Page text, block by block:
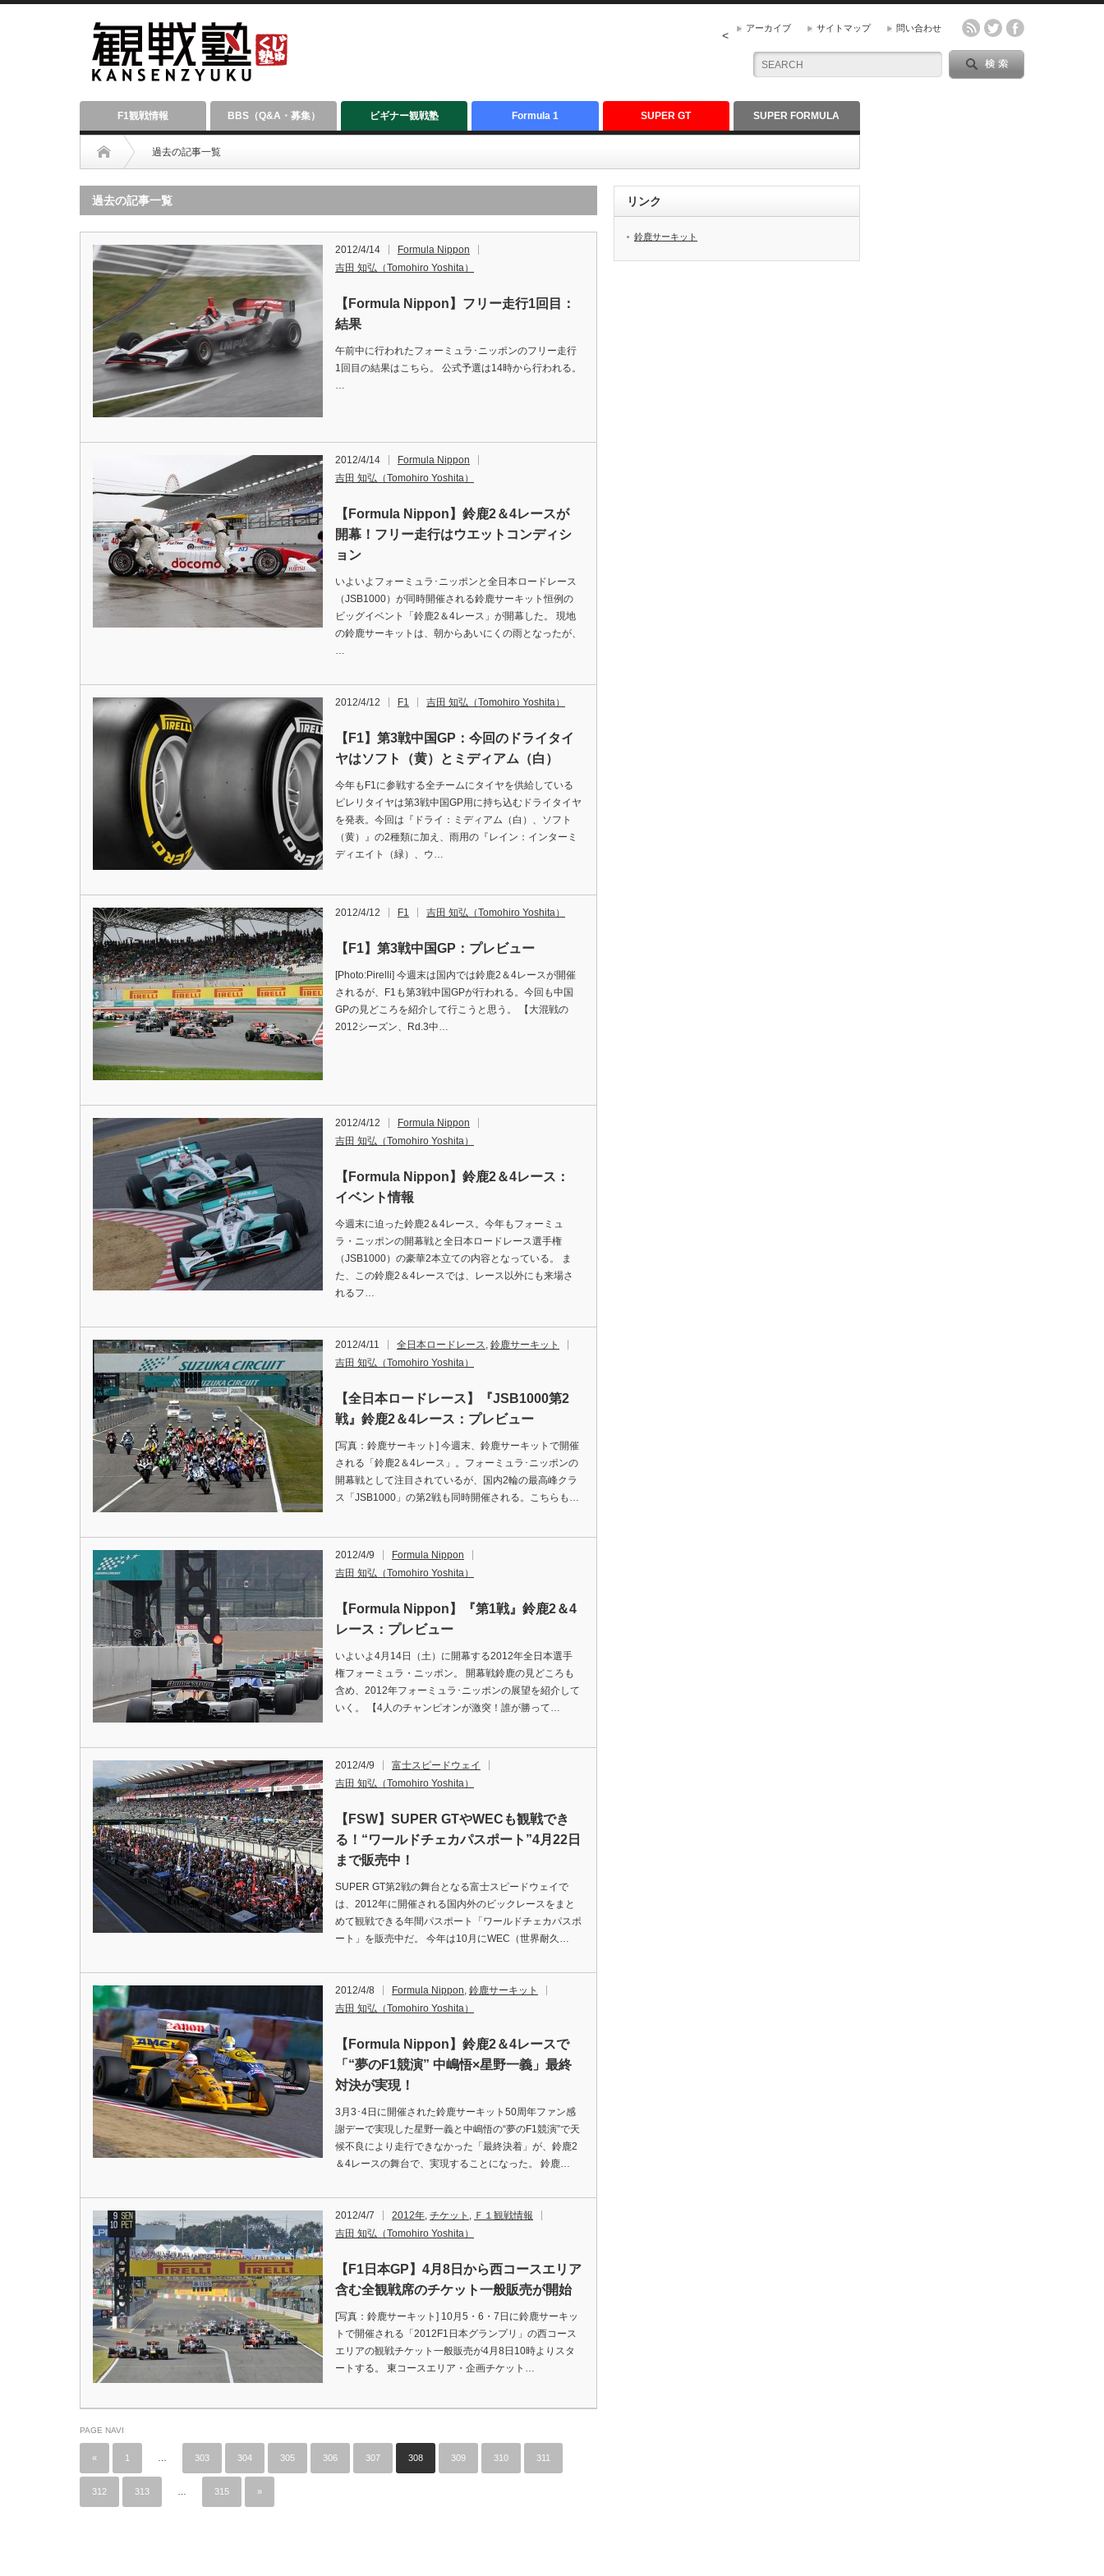
アーカイブ サイトマップ 問い合わせ
<
F1観戦情報 BBS（Q&A・募集） ビギナー観戦塾 Formula 1 SUPER GT SUPER FORMULA
過去の記事一覧
過去の記事一覧
2012/4/14
Formula Nippon
吉田 知弘（Tomohiro Yoshita）
【Formula Nippon】フリー走行1回目：
結果
午前中に行われたフォーミュラ･ニッポンのフリー走行
1回目の結果はこちら。 公式予選は14時から行われる。
…
2012/4/14
Formula Nippon
吉田 知弘（Tomohiro Yoshita）
【Formula Nippon】鈴鹿2＆4レースが
開幕！フリー走行はウエットコンディシ
ョン
いよいよフォーミュラ･ニッポンと全日本ロードレース
（JSB1000）が同時開催される鈴鹿サーキット恒例の
ビッグイベント「鈴鹿2＆4レース」が開幕した。 現地
の鈴鹿サーキットは、朝からあいにくの雨となったが、
…
2012/4/12 F1 吉田 知弘（Tomohiro Yoshita）
【F1】第3戦中国GP：今回のドライタイ
ヤはソフト（黄）とミディアム（白）
今年もF1に参戦する全チームにタイヤを供給している
ピレリタイヤは第3戦中国GP用に持ち込むドライタイヤ
を発表。今回は『ドライ：ミディアム（白）、ソフト
（黄）』の2種類に加え、雨用の『レイン：インターミ
ディエイト（緑）、ウ…
2012/4/12 F1 吉田 知弘（Tomohiro Yoshita）
【F1】第3戦中国GP：プレビュー
[Photo:Pirelli] 今週末は国内では鈴鹿2＆4レースが開催
されるが、F1も第3戦中国GPが行われる。今回も中国
GPの見どころを紹介して行こうと思う。 【大混戦の
2012シーズン、Rd.3中…
2012/4/12
Formula Nippon
吉田 知弘（Tomohiro Yoshita）
【Formula Nippon】鈴鹿2＆4レース：
イベント情報
今週末に迫った鈴鹿2＆4レース。今年もフォーミュ
ラ・ニッポンの開幕戦と全日本ロードレース選手権
（JSB1000）の豪華2本立ての内容となっている。 ま
た、この鈴鹿2＆4レースでは、レース以外にも来場さ
れるフ…
2012/4/11 全日本ロードレース, 鈴鹿サーキット
吉田 知弘（Tomohiro Yoshita）
【全日本ロードレース】『JSB1000第2
戦』鈴鹿2＆4レース：プレビュー
[写真：鈴鹿サーキット] 今週末、鈴鹿サーキットで開催
される「鈴鹿2＆4レース」。フォーミュラ･ニッポンの
開幕戦として注目されているが、国内2輪の最高峰クラ
ス「JSB1000」の第2戦も同時開催される。こちらも…
2012/4/9
Formula Nippon
吉田 知弘（Tomohiro Yoshita）
【Formula Nippon】『第1戦』鈴鹿2＆4
レース：プレビュー
いよいよ4月14日（土）に開幕する2012年全日本選手
権フォーミュラ・ニッポン。 開幕戦鈴鹿の見どころも
含め、2012年フォーミュラ･ニッポンの展望を紹介して
いく。 【4人のチャンピオンが激突！誰が勝って…
2012/4/9
富士スピードウェイ
吉田 知弘（Tomohiro Yoshita）
【FSW】SUPER GTやWECも観戦でき
る！“ワールドチェカパスポート”4月22日
まで販売中！
SUPER GT第2戦の舞台となる富士スピードウェイで
は、2012年に開催される国内外のビックレースをまと
めて観戦できる年間パスポート「ワールドチェカパスポ
ート」を販売中だ。 今年は10月にWEC（世界耐久…
2012/4/8 Formula Nippon, 鈴鹿サーキット
吉田 知弘（Tomohiro Yoshita）
【Formula Nippon】鈴鹿2＆4レースで
「“夢のF1競演” 中嶋悟×星野一義」最終
対決が実現！
3月3･4日に開催された鈴鹿サーキット50周年ファン感
謝デーで実現した星野一義と中嶋悟の“夢のF1競演”で天
候不良により走行できなかった「最終決着」が、鈴鹿2
＆4レースの舞台で、実現することになった。 鈴鹿…
2012/4/7 2012年, チケット , Ｆ１観戦情報
吉田 知弘（Tomohiro Yoshita）
【F1日本GP】4月8日から西コースエリア
含む全観戦席のチケット一般販売が開始
[写真：鈴鹿サーキット] 10月5・6・7日に鈴鹿サーキッ
トで開催される「2012F1日本グランプリ」の西コース
エリアの観戦チケット一般販売が4月8日10時よりスタ
ートする。 東コースエリア・企画チケット…
PAGE NAVI
« 1 303 304 305 306 307 308 309 310 311
312 313 315 »
リンク
鈴鹿サーキット